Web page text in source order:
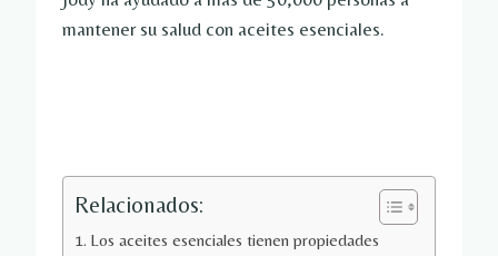
mantener su salud con aceites esenciales.
Relacionados:
Los aceites esenciales tienen propiedades